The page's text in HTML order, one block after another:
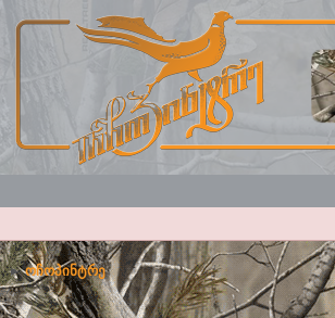
ოჩოპინტრე